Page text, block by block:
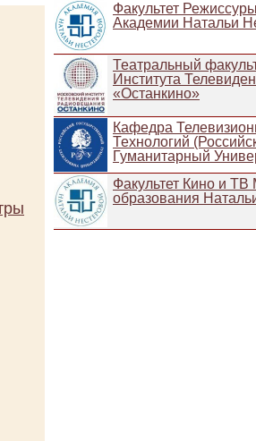
Факультет
Академии Натальи
Театральный
Института
«Останкино»
Кафедра
Технологий
Гуманитарный
Факультет Кино и
образования